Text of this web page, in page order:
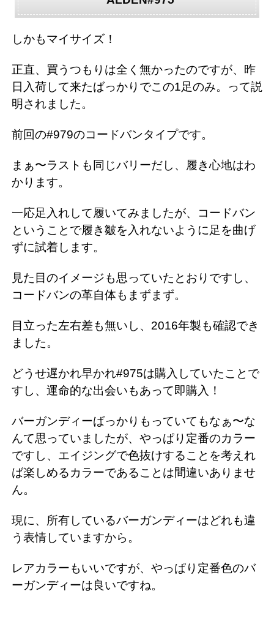
しかもマイサイズ！
正直、買うつもりは全く無かったのですが、昨
日入荷して来たばっかりでこの1足のみ。って説
明されました。
前回の#979のコードバンタイプです。
まぁ〜ラストも同じバリーだし、履き心地はわ
かります。
一応足入れして履いてみましたが、コードバン
ということで履き皺を入れないように足を曲げ
ずに試着します。
見た目のイメージも思っていたとおりですし、
コードバンの革自体もまずまず。
目立った左右差も無いし、2016年製も確認でき
ました。
どうせ遅かれ早かれ#975は購入していたことで
すし、運命的な出会いもあって即購入！
バーガンディーばっかりもっていてもなぁ〜な
んて思っていましたが、やっぱり定番のカラー
ですし、エイジングで色抜けすることを考えれ
ば楽しめるカラーであることは間違いありませ
ん。
現に、所有しているバーガンディーはどれも違
う表情していますから。
レアカラーもいいですが、やっぱり定番色のバ
ーガンディーは良いですね。